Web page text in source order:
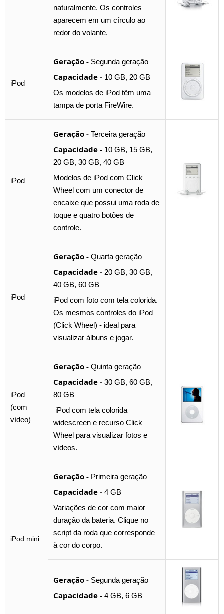
naturalmente. Os controles
aparecem em um círculo ao
redor do volante.
iPod
Geração - Segunda geração
Capacidade - 10 GB, 20 GB
Os modelos de iPod têm uma
tampa de porta FireWire.
iPod
Geração - Terceira geração
Capacidade - 10 GB, 15 GB,
20 GB, 30 GB, 40 GB
Modelos de iPod com Click
Wheel com um conector de
encaixe que possui uma roda de
toque e quatro botões de
controle.
iPod
Geração - Quarta geração
Capacidade - 20 GB, 30 GB,
40 GB, 60 GB
iPod com foto com tela colorida.
Os mesmos controles do iPod
(Click Wheel) - ideal para
visualizar álbuns e jogar.
iPod
(com
vídeo)
Geração - Quinta geração
Capacidade - 30 GB, 60 GB,
80 GB
iPod com tela colorida
widescreen e recurso Click
Wheel para visualizar fotos e
vídeos.
iPod mini
Geração - Primeira geração
Capacidade - 4 GB
Variações de cor com maior
duração da bateria. Clique no
script da roda que corresponde
à cor do corpo.
Geração - Segunda geração
Capacidade - 4 GB, 6 GB